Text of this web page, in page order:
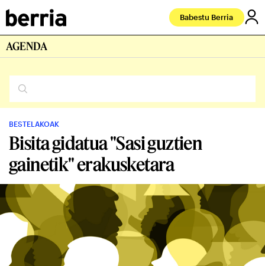
Babestu Berria
AGENDA
BESTELAKOAK
Bisita gidatua "Sasi guztien
gainetik" erakusketara